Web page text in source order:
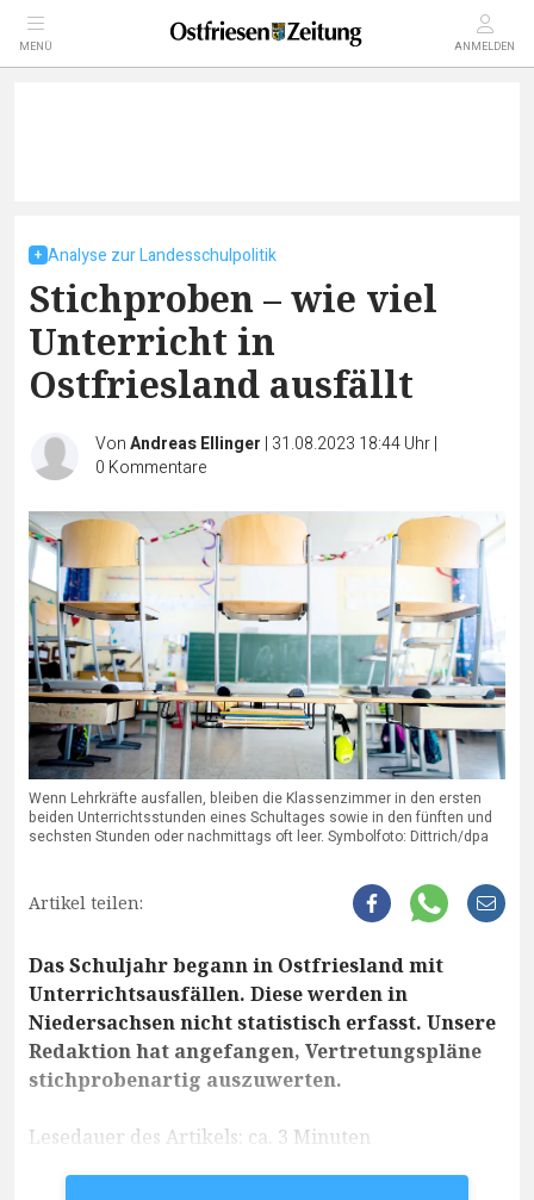
MENÜ ANMELDEN
Analyse zur Landesschulpolitik
Stichproben – wie viel
Unterricht in
Ostfriesland ausfällt
VonAndreas Ellinger | 31.08.2023 18:44 Uhr|
0 Kommentare
Wenn Lehrkräfte ausfallen, bleiben die Klassenzimmer in den ersten
beiden Unterrichtsstunden eines Schultages sowie in den fünften und
sechsten Stunden oder nachmittags oft leer. Symbolfoto: Dittrich/dpa
Artikel teilen:
Das Schuljahr begann in Ostfriesland mit
Unterrichtsausfällen. Diese werden in
Niedersachsen nicht statistisch erfasst. Unsere
Redaktion hat angefangen, Vertretungspläne
stichprobenartig auszuwerten.
Lesedauer des Artikels: ca. 3 Minuten